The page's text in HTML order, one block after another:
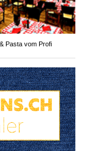
Pasta vom Profi